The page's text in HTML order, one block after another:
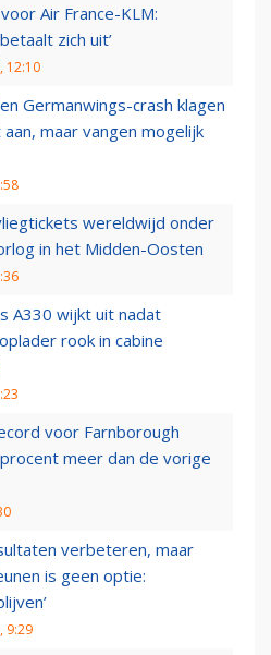
Air France-KLM:
zich uit’
12:10
Germanwings-crash klagen
maar vangen mogelijk
wereldwijd onder
in het Midden-Oosten
A330 wijkt uit nadat
rook in cabine
voor Farnborough
meer dan de vorige
verbeteren, maar
is geen optie:
9:29